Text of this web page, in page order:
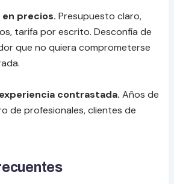
precios. Presupuesto claro,
tarifa por escrito. Desconfía de
que no quiera comprometerse
contrastada. Años de
de profesionales, clientes de